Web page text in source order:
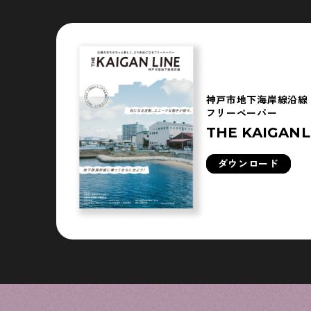
神戸市地下海岸線沿線
フリーペーパー
THE
ダウンロード